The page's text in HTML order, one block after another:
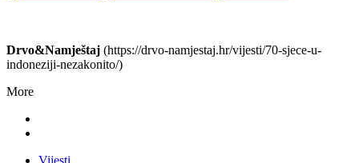
Drvo&Namještaj (https://drvo-namjestaj.hr/vijesti/70-sjece-u-
indoneziji-nezakonito/)
More
Vijesti